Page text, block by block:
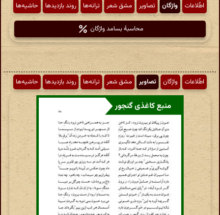
اطّلاعات واژگان تصاویر مشق شعر ترانه‌ها روند بازدیدها حاشیه‌ها
محاسبهٔ بسامد واژگان
اطّلاعات واژگان تصاویر مشق شعر ترانه‌ها روند بازدیدها حاشیه‌ها
منبع کاغذی گنجور